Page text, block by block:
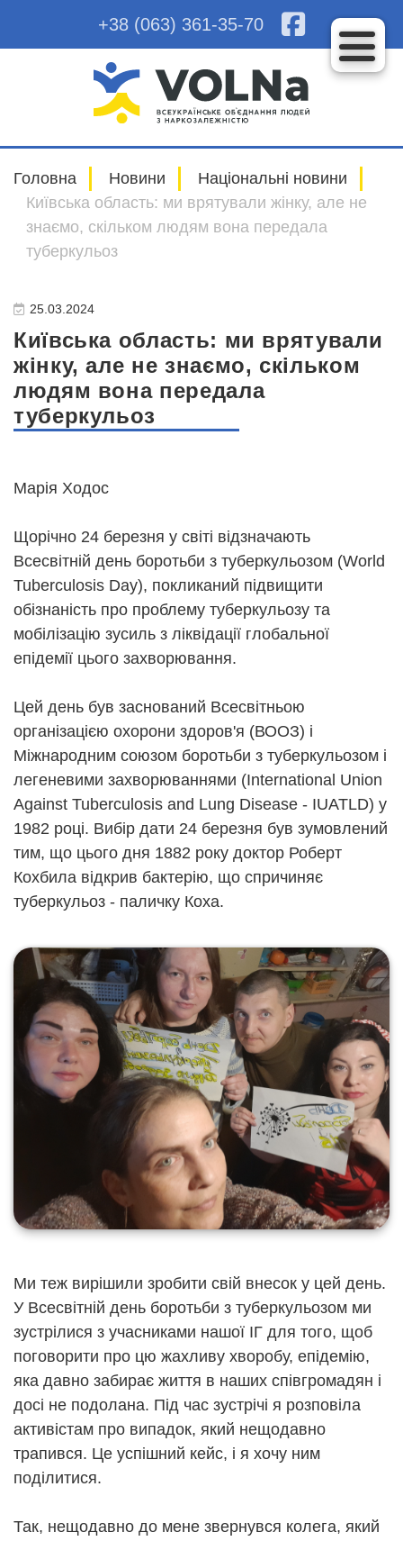
+38 (063) 361-35-70
Головна Новини
Національні новини
Київська область: ми врятували жінку, але не
знаємо, скільком людям вона передала
туберкульоз
25.03.2024
Київська область: ми врятували
жінку, але не знаємо, скільком
людям вона передала
туберкульоз
Марія Ходос
Щорічно 24 березня у світі відзначають
Всесвітній день боротьби з туберкульозом (World
Tuberculosis Day), покликаний підвищити
обізнаність про проблему туберкульозу та
мобілізацію зусиль з ліквідації глобальної
епідемії цього захворювання.
Цей день був заснований Всесвітньою
організацією охорони здоров'я (ВООЗ) і
Міжнародним союзом боротьби з туберкульозом і
легеневими захворюваннями (International Union
Against Tuberculosis and Lung Disease - IUATLD) у
1982 році. Вибір дати 24 березня був зумовлений
тим, що цього дня 1882 року доктор Роберт
Кохбила відкрив бактерію, що спричиняє
туберкульоз - паличку Коха.
Ми теж вирішили зробити свій внесок у цей день.
У Всесвітній день боротьби з туберкульозом ми
зустрілися з учасниками нашої ІГ для того, щоб
поговорити про цю жахливу хворобу, епідемію,
яка давно забирає життя в наших співгромадян і
досі не подолана. Під час зустрічі я розповіла
активістам про випадок, який нещодавно
трапився. Це успішний кейс, і я хочу ним
поділитися.
Так, нещодавно до мене звернувся колега, який